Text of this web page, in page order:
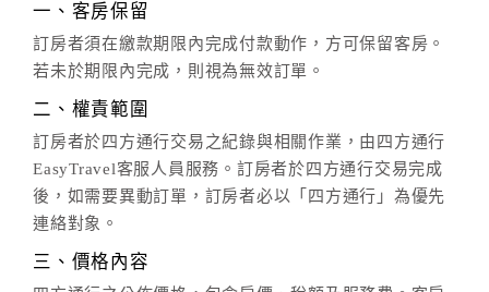
一、客房保留
訂房者須在繳款期限內完成付款動作，方可保留客房。
若未於期限內完成，則視為無效訂單。
二、權責範圍
訂房者於四方通行交易之紀錄與相關作業，由四方通行
EasyTravel客服人員服務。訂房者於四方通行交易完成
後，如需要異動訂單，訂房者必以「四方通行」為優先
連絡對象。
三、價格內容